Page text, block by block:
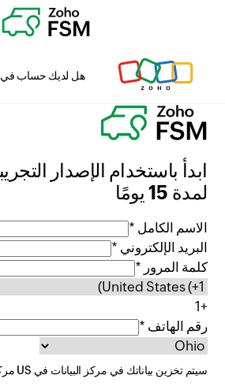
هل لديك حساب في Zoho؟
ابدأ باستخدام الإصدار
لمدة 15 يومًا
الاسم الكامل *
البريد الإلكتروني *
كلمة المرور *
+1
رقم الهاتف *
سيتم تخزين بياناتك في مركز البيانات في US